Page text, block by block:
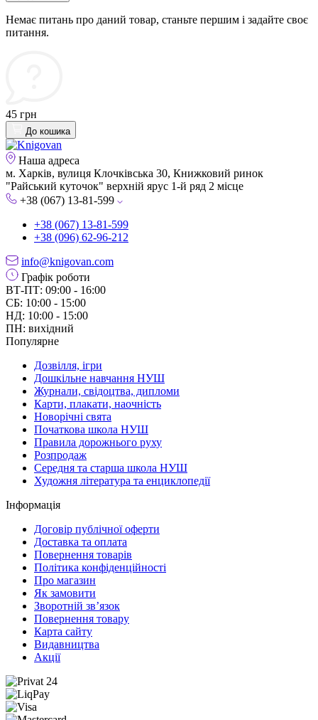
Немає питань про даний товар, станьте першим і задайте своє
питання.
45 грн
До кошика
Наша адреса
м. Харків, вулиця Клочківська 30, Книжковий ринок
"Райський куточок" верхній ярус 1-й ряд 2 місце
+38 (067) 13-81-599
+38 (067) 13-81-599
+38 (096) 62-96-212
info@knigovan.com
Графік роботи
ВТ-ПТ: 09:00 - 16:00
СБ: 10:00 - 15:00
НД: 10:00 - 15:00
ПН: вихідний
Популярне
Дозвілля, ігри
Дошкільне навчання НУШ
Журнали, свідоцтва, дипломи
Карти, плакати, наочність
Новорічні свята
Початкова школа НУШ
Правила дорожнього руху
Розпродаж
Середня та старша школа НУШ
Художня література та енциклопедії
Інформація
Договір публічної оферти
Доставка та оплата
Повернення товарів
Політика конфіденційності
Про магазин
Як замовити
Зворотній зв’язок
Повернення товару
Карта сайту
Видавництва
Акції